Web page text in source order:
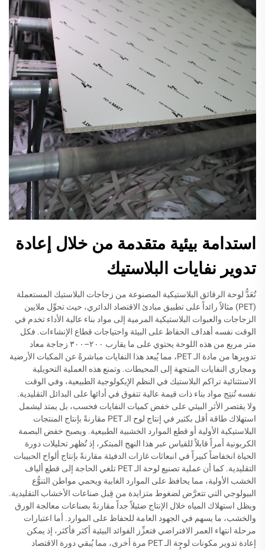
استدامة بيئية متقدمة من خلال إعادة
تدوير نفايات البلاستيك
تُعَدُّ لوحة الرقائق البلاستيكية المصنوعة من زجاجات البلاستيك المستعملة
(PET) مثالاً رائداً على تطبيق مبادئ الاقتصاد الدائري، حيث تحوِّل ملايين
الزجاجات والعبوات البلاستيكية المرمية إلى مواد بناء عالية الأداء تخدم في
الوقت نفسه أهداف الحفاظ على البيئة واحتياجات قطاع الإنشاءات. فكل
متر مربع من هذه اللوحة يحتوي على ما يقارب ٢٠٠–٣٠٠ زجاجة معاد
تدويرها من مادة الـ PET، مما يُبعد هذا النفايات مباشرةً عن المكبات الأرضية
ومجاري النفايات المتجهة إلى المحيطات. وتمنع هذه العملية التحويلية
الاستثنائية تراكم البلاستيك في النظم الإيكولوجية الطبيعية، وفي الوقت
نفسه تُنتِج مواد بناء ذات قيمة عالية تتفوق في أدائها على البدائل التقليدية.
ولا يقتصر الأثر البيئي على خفض كميات النفايات فحسب، بل يمتد ليشمل
استهلاك طاقة أقل بكثير في إنتاج لوح الـ PET مقارنةً بإنتاج المنتجات
البلاستيكية الأولية أو قطع الموارد الخشبية الطبيعية. ويصبح خفض البصمة
الكربونية أمراً قابلاً للقياس عبر هذا النهج المبتكر، إذ تُظهر تحليلات دورة
الحياة انخفاضاً كبيراً في انبعاثات غازات الدفيئة مقارنةً بإنتاج ألواح الحبيبات
التقليدية. كما أن عملية تصنيع لوحة الـ PET تلغي الحاجة إلى قطع ألياف
الخشب الأولية، مما يحافظ على الموارد الغابية ويحمي مواطن التنوُّع
البيولوجي التي تتعرَّض لضغوط متزايدة من قِبل صناعات الأخشاب التقليدية.
ويظل استهلاك المياه خلال الإنتاج ضئيلاً جداً مقارنةً بصناعات معالجة الورق
والخشب، ما يسهم في الجهود العامة للحفاظ على الموارد. أما اعتبارات
مرحلة انتهاء العمر الافتراضي فتعزِّز الفوائد البيئية أكثر فأكثر، إذ يمكن
إعادة تدوير مكونات لوحة الـ PET مرة أخرى، مما يُبقي دورة الاقتصاد